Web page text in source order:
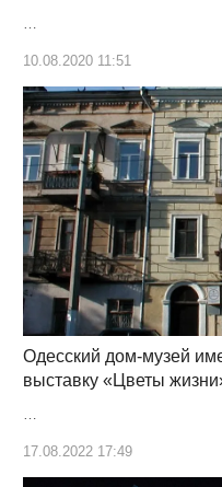
10.08.2020 11:51
Одесский дом-музей
выставку «Цветы
…
17.08.2022 17:49